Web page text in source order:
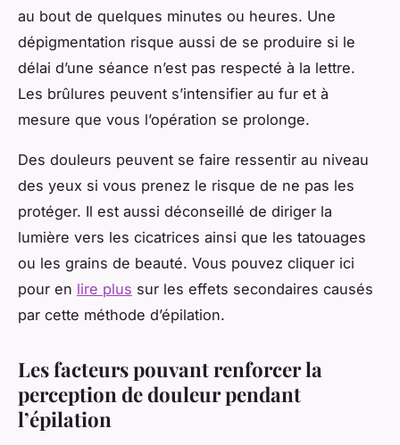
au bout de quelques minutes ou heures. Une
dépigmentation risque aussi de se produire si le
délai d’une séance n’est pas respecté à la lettre.
Les brûlures peuvent s’intensifier au fur et à
mesure que vous l’opération se prolonge.
Des douleurs peuvent se faire ressentir au niveau
des yeux si vous prenez le risque de ne pas les
protéger. Il est aussi déconseillé de diriger la
lumière vers les cicatrices ainsi que les tatouages
ou les grains de beauté. Vous pouvez cliquer ici
pour en lire plus sur les effets secondaires causés
par cette méthode d’épilation.
Les facteurs pouvant renforcer la
perception de douleur pendant
l’épilation